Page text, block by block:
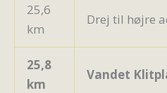
25,6
km
Drej til højre
25,8
km
Vandet